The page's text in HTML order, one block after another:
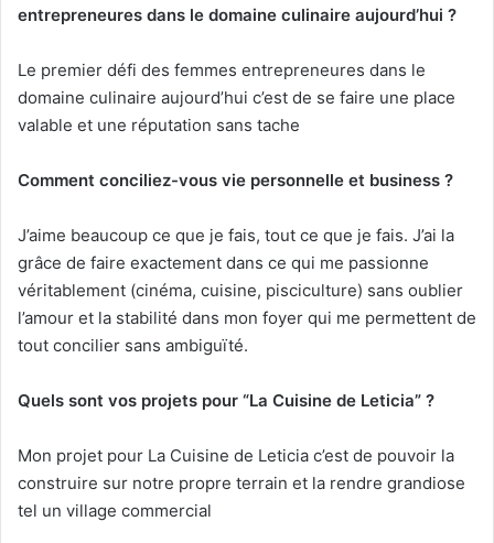
entrepreneures dans le domaine culinaire aujourd’hui ?
⁠Le premier défi des femmes entrepreneures dans le
domaine culinaire aujourd’hui c’est de se faire une place
valable et une réputation sans tache
Comment conciliez-vous vie personnelle et business ?
⁠J’aime beaucoup ce que je fais, tout ce que je fais. J’ai la
grâce de faire exactement dans ce qui me passionne
véritablement (cinéma, cuisine, pisciculture) sans oublier
l’amour et la stabilité dans mon foyer qui me permettent de
tout concilier sans ambiguïté.
Quels sont vos projets pour “La Cuisine de Leticia” ?
Mon projet pour La Cuisine de Leticia c’est de pouvoir la
construire sur notre propre terrain et la rendre grandiose
tel un village commercial